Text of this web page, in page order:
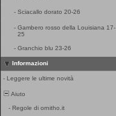
- Sciacallo dorato 20-26
- Gambero rosso della Louisiana 17-
25
- Granchio blu 23-26
Informazioni
- Leggere le ultime novità
Aiuto
- Regole di ornitho.it